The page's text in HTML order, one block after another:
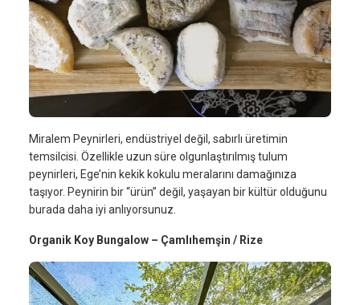
Miralem Peynirleri, endüstriyel değil, sabırlı üretimin
temsilcisi. Özellikle uzun süre olgunlaştırılmış tulum
peynirleri, Ege’nin kekik kokulu meralarını damağınıza
taşıyor. Peynirin bir “ürün” değil, yaşayan bir kültür olduğunu
burada daha iyi anlıyorsunuz.
Organik Koy Bungalow – Çamlıhemşin / Rize